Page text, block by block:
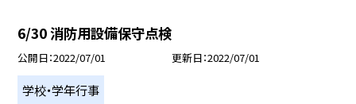
6/30 消防用設備保守点検
公開日 2022/07/01 更新日 2022/07/01
学校・学年行事